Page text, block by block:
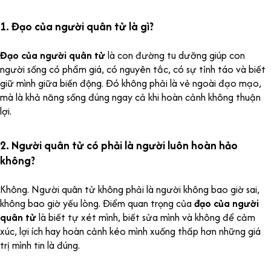
1. Đạo của người quân tử là gì?
Đạo của người quân tửlà con đường tu dưỡng giúp con
người sống có phẩm giá, có nguyên tắc, có sự tỉnh táo và biết
giữ mình giữa biến động. Đó không phải là vẻ ngoài đạo mạo,
mà là khả năng sống đúng ngay cả khi hoàn cảnh không thuận
lợi.
2. Người quân tử có phải là người luôn hoàn hảo
không?
Không. Người quân tử không phải là người không bao giờ sai,
không bao giờ yếu lòng. Điểm quan trọng của đạo của người
quân tửlà biết tự xét mình, biết sửa mình và không để cảm
xúc, lợi ích hay hoàn cảnh kéo mình xuống thấp hơn những giá
trị mình tin là đúng.